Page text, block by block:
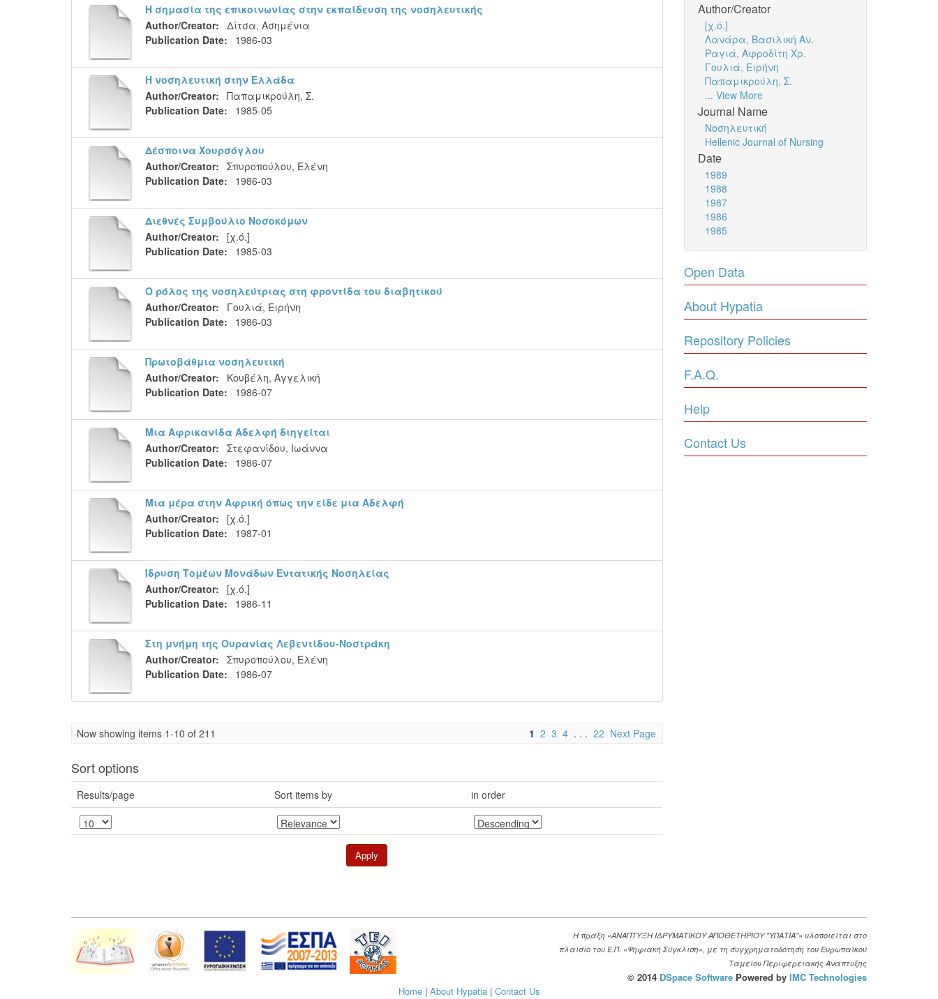
Η σημασία της επικοινωνίας στην εκπαίδευση της νοσηλευτικής
Author/Creator: Δίτσα, Ασημένια
Publication Date:
1986-03
Η νοσηλευτική στην Ελλάδα
Author/Creator: Παπαμικρούλη, Σ.
Publication Date:
1985-05
Δέσποινα Χουρσόγλου
Author/Creator: Σπυροπούλου, Ελένη
Publication Date:
1986-03
Διεθνές Συμβούλιο Νοσοκόμων
Author/Creator:
[χ.ό.]
Publication Date:
1985-03
Ο ρόλος της νοσηλεύτριας στη φροντίδα του διαβητικού
Author/Creator:
Γουλιά, Ειρήνη
Publication Date:
1986-03
Πρωτοβάθμια νοσηλευτική
Author/Creator:
Κουβέλη, Αγγελική
Publication Date:
1986-07
Μια Αφρικανίδα Αδελφή διηγείται
Author/Creator: Στεφανίδου, Ιωάννα
Publication Date:
1986-07
Μια μέρα στην Αφρική όπως την είδε μια Αδελφή
Author/Creator:
[χ.ό.]
Publication Date:
1987-01
Ίδρυση Τομέων Μονάδων Εντατικής Νοσηλείας
Author/Creator:
[χ.ό.]
Publication Date:
1986-11
Στη μνήμη της Ουρανίας Λεβεντίδου-Νοστράκη
Author/Creator: Σπυροπούλου, Ελένη
Publication Date:
1986-07
Now showing items 1-10 of 211 1 2 3 4 . . . 22 Next Page
Sort options
Results/page Sort items by in order
Author/Creator
[χ.ό.]
Λανάρα, Βασιλική Αν.
Ραγιά, Αφροδίτη Χρ.
Γουλιά, Ειρήνη
Παπαμικρούλη, Σ.
... View More
Journal Name
Νοσηλευτική
Hellenic Journal of Nursing
Date
1989
1988
1987
1986
1985
Open Data
About Hypatia
Repository Policies
F.A.Q.
Help
Contact Us
Η πράξη «ΑΝΑΠΤΥΞΗ ΙΔΡΥΜΑΤΙΚΟΥ ΑΠΟΘΕΤΗΡΙΟΥ "ΥΠΑΤΙΑ"» υλοποιείται στο
πλαίσιο του Ε.Π. «Ψηφιακή Σύγκλιση», με τη συγχρηματοδότηση του Ευρωπαϊκού
Ταμείου Περιφερειακής Ανάπτυξης
© 2014 DSpace Software Powered by IMC Technologies
Home| About Hypatia| Contact Us